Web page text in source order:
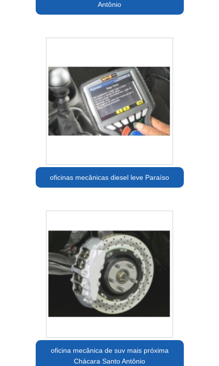
Antônio
oficinas mecânicas diesel leve Paraíso
oficina mecânica de suv mais próxima
Chácara Santo Antônio